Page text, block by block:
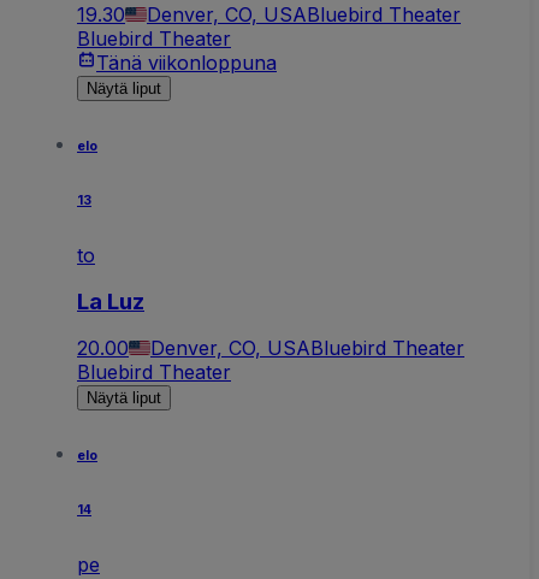
19.30 Denver, CO, USABluebird Theater
Bluebird Theater
Tänä viikonloppuna
Näytä liput
elo
13
to
La Luz
20.00 Denver, CO, USABluebird Theater
Bluebird Theater
Näytä liput
elo
14
pe